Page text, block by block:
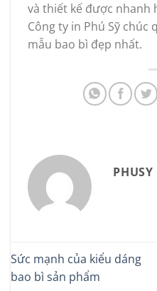
và thiết kế được nhanh
Công ty in Phú Sỹ chúc
mẫu bao bì đẹp nhất.
Sức mạnh của kiểu dáng
bao bì sản phẩm